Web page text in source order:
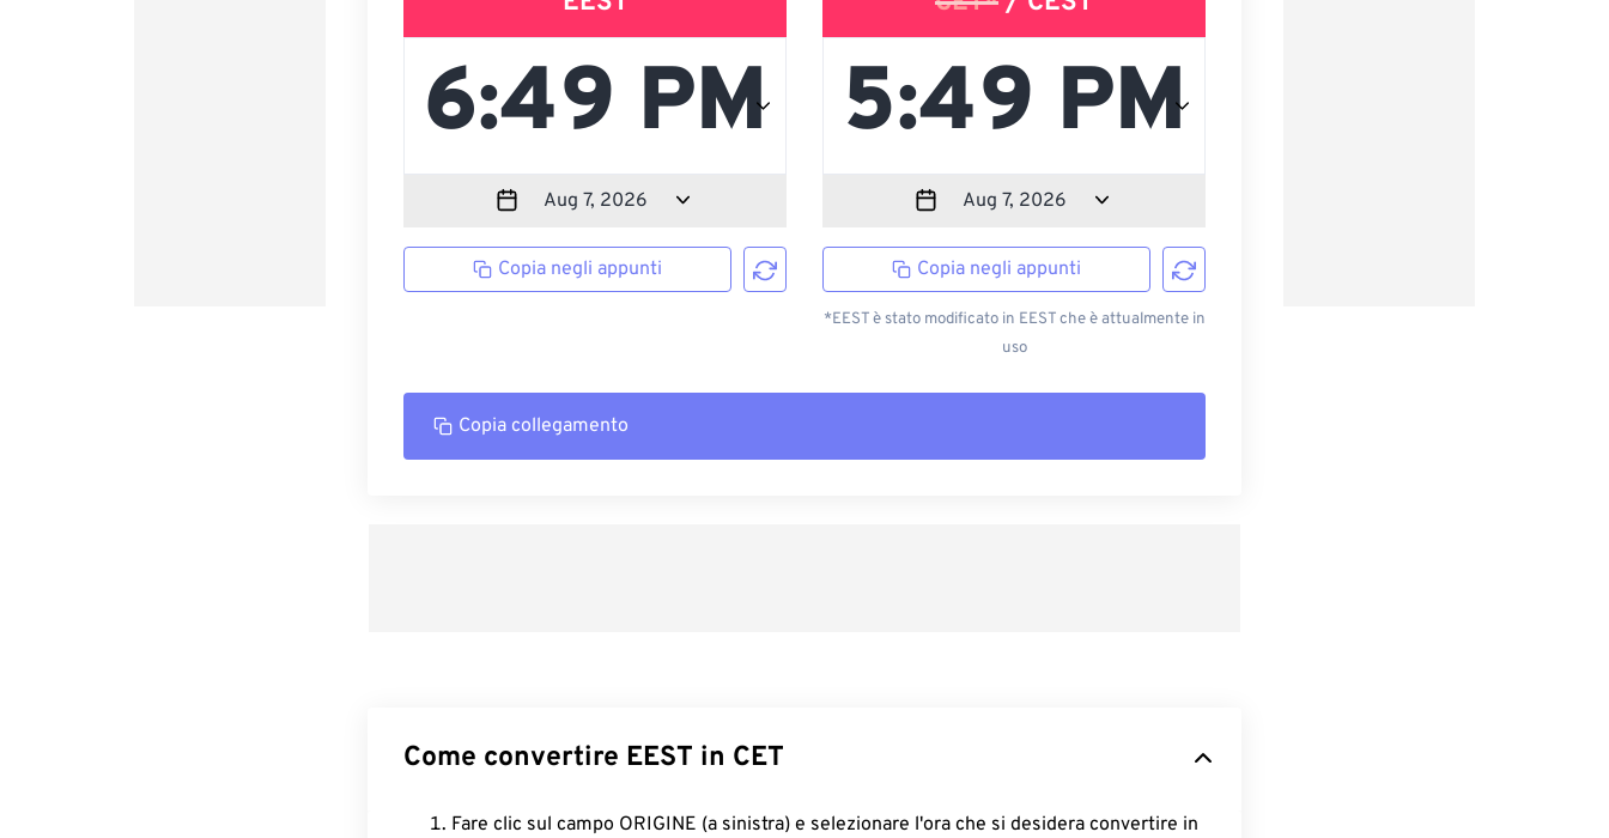
Copia negli appunti Copia negli appunti
*EEST è stato modificato in EEST che è attualmente in
uso
Copia collegamento
Come convertire EEST in CET
Fare clic sul campo ORIGINE (a sinistra) e selezionare l'ora che si desidera convertire in